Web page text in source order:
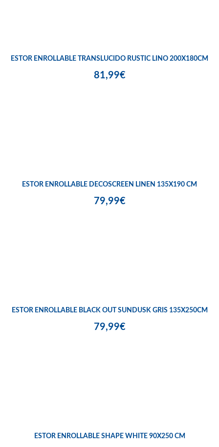
ESTOR ENROLLABLE TRANSLUCIDO RUSTIC LINO 200X180CM
81,99€
ESTOR ENROLLABLE DECOSCREEN LINEN 135X190 CM
79,99€
ESTOR ENROLLABLE BLACK OUT SUNDUSK GRIS 135X250CM
79,99€
ESTOR ENROLLABLE SHAPE WHITE 90X250 CM